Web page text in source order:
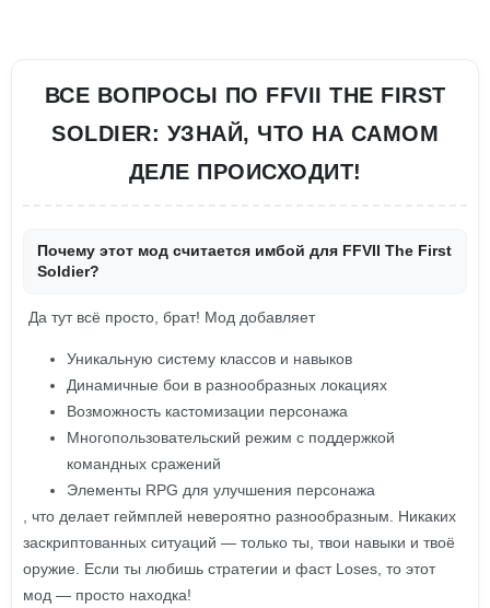
ВСЕ ВОПРОСЫ ПО FFVII THE FIRST
SOLDIER: УЗНАЙ, ЧТО НА САМОМ
ДЕЛЕ ПРОИСХОДИТ!
Почему этот мод считается имбой для FFVII The First
Soldier?
Да тут всё просто, брат! Мод добавляет
Уникальную систему классов и навыков
Динамичные бои в разнообразных локациях
Возможность кастомизации персонажа
Многопользовательский режим с поддержкой
командных сражений
Элементы RPG для улучшения персонажа
, что делает геймплей невероятно разнообразным. Никаких
заскриптованных ситуаций — только ты, твои навыки и твоё
оружие. Если ты любишь стратегии и фаст Loses, то этот
мод — просто находка!